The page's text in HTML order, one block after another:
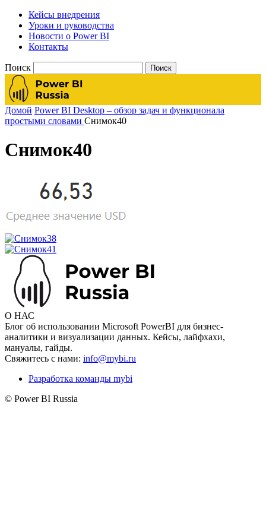
Кейсы внедрения
Уроки и руководства
Новости о Power BI
Контакты
Поиск
Домой Power BI Desktop – обзор задач и функционала
простыми словами Снимок40
Снимок40
О НАС
Блог об использовании Microsoft PowerBI для бизнес-
аналитики и визуализации данных. Кейсы, лайфхахи,
мануалы, гайды.
Свяжитесь с нами: info@mybi.ru
Разработка команды mybi
© Power BI Russia